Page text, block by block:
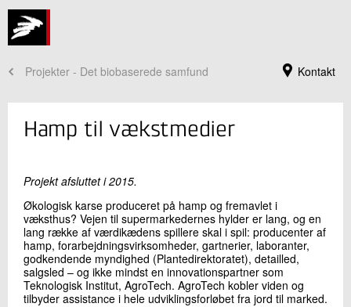
Kontakt
Projekter - Det biobaserede samfund
Jeg er din kontaktperson
Hamp til vækstmedier
Projekt afsluttet i 2015.
Økologisk karse produceret på hamp og fremavlet i
væksthus? Vejen til supermarkedernes hylder er lang, og en
lang række af værdikædens spillere skal i spil: producenter af
hamp, forarbejdningsvirksomheder, gartnerier, laboranter,
godkendende myndighed (Plantedirektoratet), detailled,
salgsled – og ikke mindst en innovationspartner som
Teknologisk Institut, AgroTech. AgroTech kobler viden og
tilbyder assistance i hele udviklingsforløbet fra jord til marked.